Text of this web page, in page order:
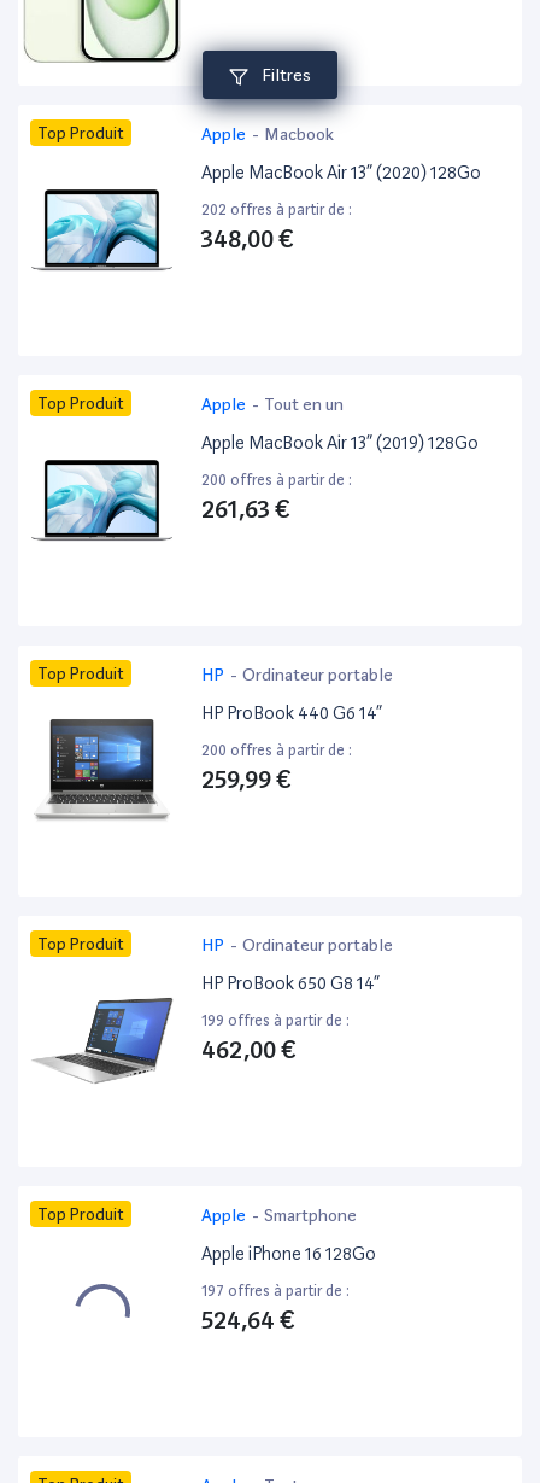
Filtres
Top Produit Apple - Macbook
Apple MacBook Air 13” (2020) 128Go
202 offres à partir de :
348,00 €
Top Produit Apple - Tout en un
Apple MacBook Air 13” (2019) 128Go
200 offres à partir de :
261,63 €
Top Produit HP - Ordinateur portable
HP ProBook 440 G6 14”
200 offres à partir de :
259,99 €
Top Produit HP - Ordinateur portable
HP ProBook 650 G8 14”
199 offres à partir de :
462,00 €
Top Produit Apple - Smartphone
Apple iPhone 16 128Go
197 offres à partir de :
524,64 €